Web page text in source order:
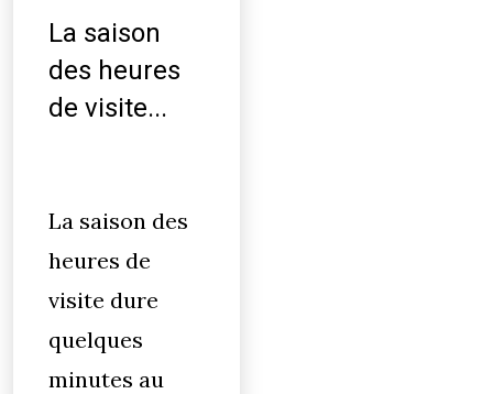
La saison
des heures
de visite...
La saison des
heures de
visite dure
quelques
minutes au